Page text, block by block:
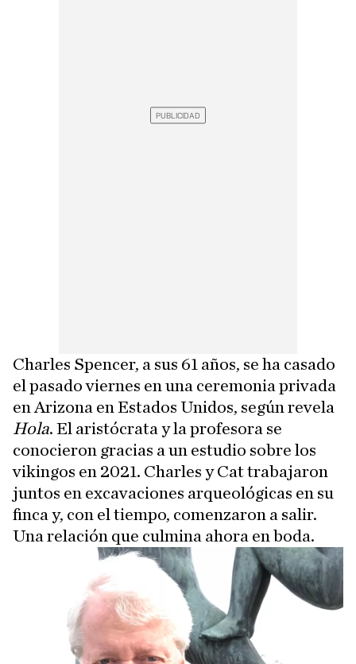
Charles Spencer, a sus 61 años, se ha casado
el pasado viernes en una ceremonia privada
en Arizona en Estados Unidos, según revela
Hola. El aristócrata y la profesora se
conocieron gracias a un estudio sobre los
vikingos en 2021. Charles y Cat trabajaron
juntos en excavaciones arqueológicas en su
finca y, con el tiempo, comenzaron a salir.
Una relación que culmina ahora en boda.